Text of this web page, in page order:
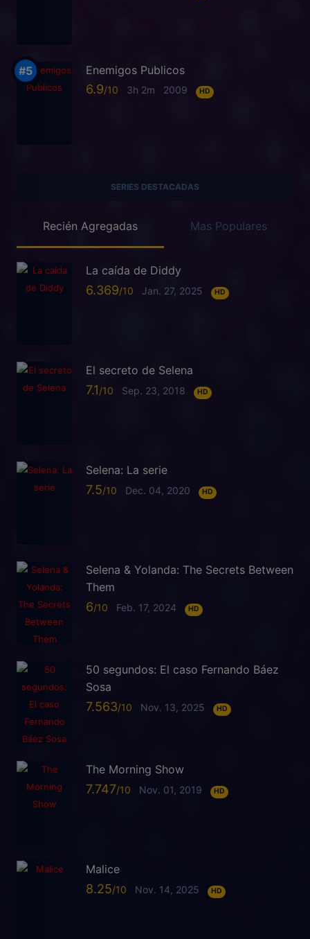
Enemigos Publicos
6.9 3h 2m 2009 HD
SERIES DESTACADAS
Recién Agregadas Mas Populares
La caída de Diddy
6.369 Jan. 27, 2025 HD
El secreto de Selena
7.1 Sep. 23, 2018 HD
Selena: La serie
7.5 Dec. 04, 2020 HD
Selena & Yolanda: The Secrets Between
Them
6 Feb. 17, 2024 HD
50 segundos: El caso Fernando Báez
Sosa
7.563 Nov. 13, 2025 HD
The Morning Show
7.747 Nov. 01, 2019 HD
Malice
8.25 Nov. 14, 2025 HD